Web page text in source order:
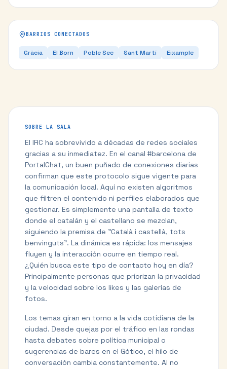
BARRIOS CONECTADOS
Gràcia El Born Poble Sec Sant Martí Eixample
SOBRE LA SALA
El IRC ha sobrevivido a décadas de redes sociales
gracias a su inmediatez. En el canal #barcelona de
PortalChat, un buen puñado de conexiones diarias
confirman que este protocolo sigue vigente para
la comunicación local. Aquí no existen algoritmos
que filtren el contenido ni perfiles elaborados que
gestionar. Es simplemente una pantalla de texto
donde el catalán y el castellano se mezclan,
siguiendo la premisa de "Català i castellà, tots
benvinguts". La dinámica es rápida: los mensajes
fluyen y la interacción ocurre en tiempo real.
¿Quién busca este tipo de contacto hoy en día?
Principalmente personas que priorizan la privacidad
y la velocidad sobre los likes y las galerías de
fotos.
Los temas giran en torno a la vida cotidiana de la
ciudad. Desde quejas por el tráfico en las rondas
hasta debates sobre política municipal o
sugerencias de bares en el Gótico, el hilo de
conversación cambia constantemente. Al no